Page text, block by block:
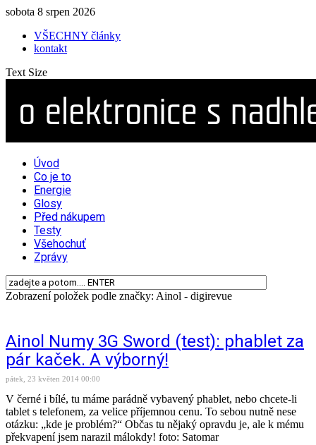
sobota 8 srpen 2026
VŠECHNY články
kontakt
Text Size
Úvod
Co je to
Energie
Glosy
Před nákupem
Testy
Všehochuť
Zprávy
Zobrazení položek podle značky: Ainol - digirevue
Ainol Numy 3G Sword (test): phablet za
pár kaček. A výborný!
pátek, 23 květen 2014 00:00
V černé i bílé, tu máme parádně vybavený phablet, nebo chcete-li
tablet s telefonem, za velice příjemnou cenu. To sebou nutně nese
otázku: „kde je problém?“ Občas tu nějaký opravdu je, ale k mému
překvapení jsem narazil málokdy! foto: Satomar